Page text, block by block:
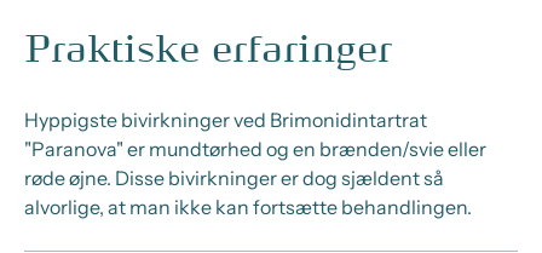
Praktiske erfaringer
Hyppigste bivirkninger ved Brimonidintartrat
"Paranova" er mundtørhed og en brænden/svie eller
røde øjne. Disse bivirkninger er dog sjældent så
alvorlige, at man ikke kan fortsætte behandlingen.